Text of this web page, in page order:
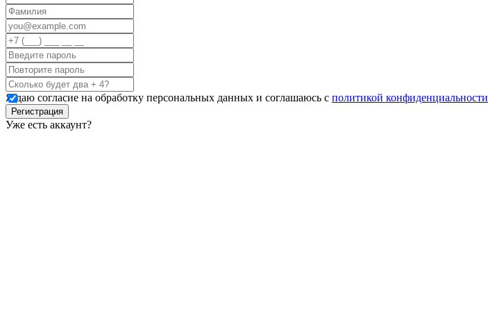
Я даю согласие на обработку персональных данных и соглашаюсь с политикой конфиденциальности
Регистрация
Уже есть аккаунт?